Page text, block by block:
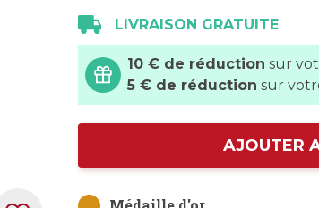
LIVRAISON GRATUITE
10 € de réduction sur
5 € de réduction sur
AJOUTER